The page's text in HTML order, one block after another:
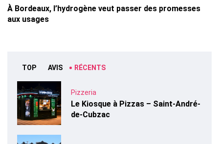
À Bordeaux, l’hydrogène veut passer des promesses
aux usages
TOP AVIS RÉCENTS
Pizzeria
Le Kiosque à Pizzas – Saint-André-
de-Cubzac